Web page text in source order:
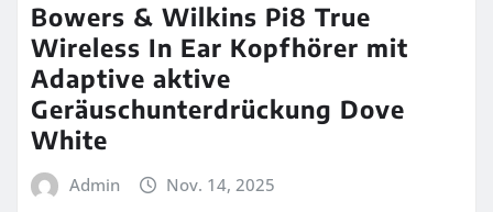
Bowers & Wilkins Pi8 True
Wireless In Ear Kopfhörer mit
Adaptive aktive
Geräuschunterdrückung Dove
White
Admin Nov. 14, 2025